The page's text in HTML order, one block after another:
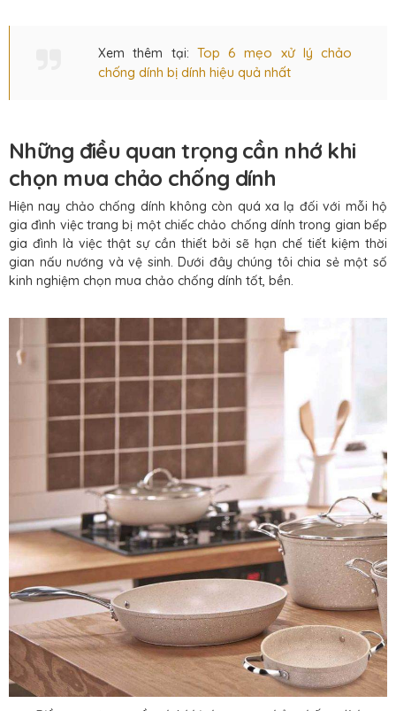
Xem thêm tại: Top 6 mẹo xử lý chảo
chống dính bị dính hiệu quả nhất
Những điều quan trọng cần nhớ khi
chọn mua chảo chống dính
Hiện nay chảo chống dính không còn quá xa lạ đối với mỗi hộ
gia đình việc trang bị một chiếc chảo chống dính trong gian bếp
gia đình là việc thật sự cần thiết bởi sẽ hạn chế tiết kiệm thời
gian nấu nướng và vệ sinh. Dưới đây chúng tôi chia sẻ một số
kinh nghiệm chọn mua chảo chống dính tốt, bền.